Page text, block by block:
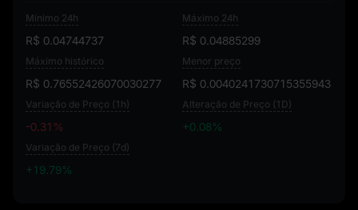
Mínimo 24h
R$ 0.04744737
Máximo 24h
R$ 0.04885299
Máximo histórico
R$ 0.76552426070030277
Menor preço
R$ 0.0040241730715355943
Variação de Preço (1h)
-0.31%
Alteração de Preço (1D)
+0.08%
Variação de Preço (7d)
+19.79%